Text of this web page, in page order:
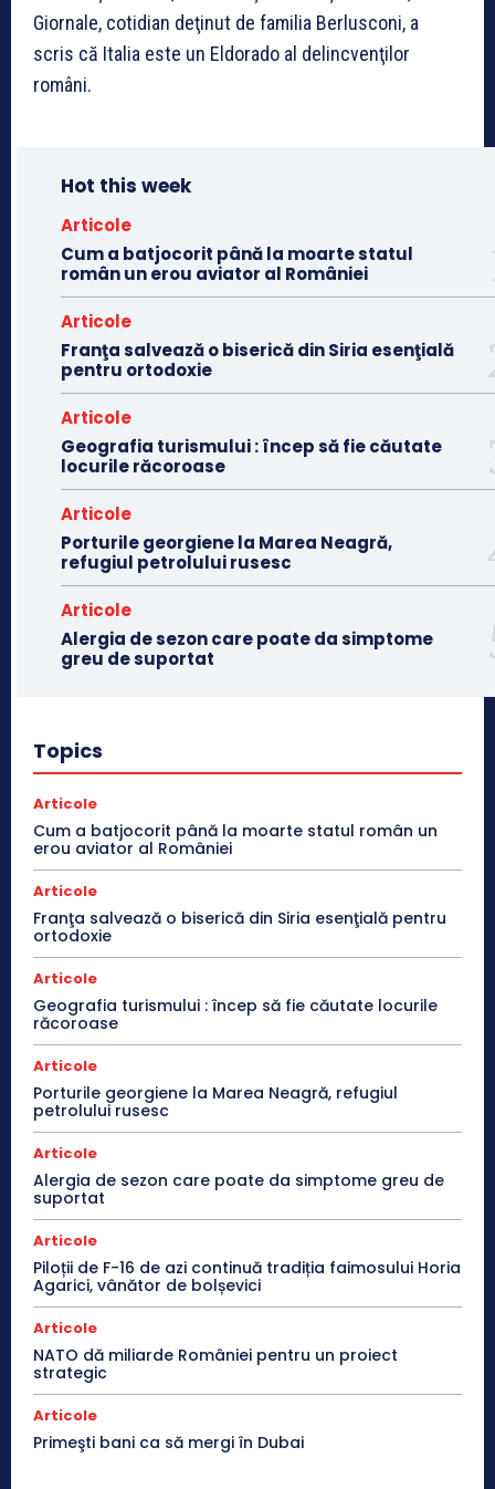
Giornale, cotidian deţinut de familia Berlusconi, a
scris că Italia este un Eldorado al delincvenţilor
români.
Hot this week
Articole
Cum a batjocorit până la moarte statul
român un erou aviator al României
Articole
Franţa salvează o biserică din Siria esenţială
pentru ortodoxie
Articole
Geografia turismului : încep să fie căutate
locurile răcoroase
Articole
Porturile georgiene la Marea Neagră,
refugiul petrolului rusesc
Articole
Alergia de sezon care poate da simptome
greu de suportat
Topics
Articole
Cum a batjocorit până la moarte statul român un
erou aviator al României
Articole
Franţa salvează o biserică din Siria esenţială pentru
ortodoxie
Articole
Geografia turismului : încep să fie căutate locurile
răcoroase
Articole
Porturile georgiene la Marea Neagră, refugiul
petrolului rusesc
Articole
Alergia de sezon care poate da simptome greu de
suportat
Articole
Piloții de F-16 de azi continuă tradiția faimosului Horia
Agarici, vânător de bolșevici
Articole
NATO dă miliarde României pentru un proiect
strategic
Articole
Primeşti bani ca să mergi în Dubai